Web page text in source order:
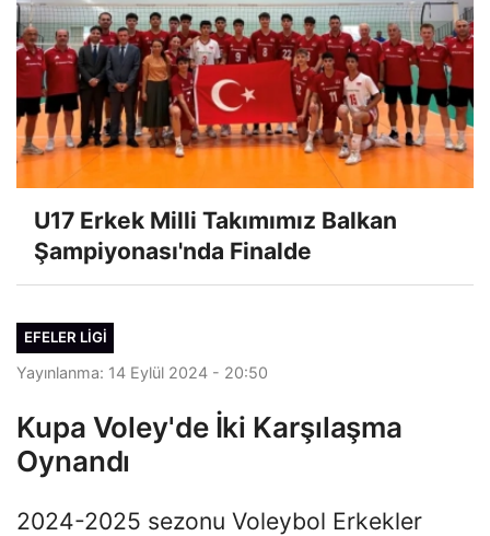
U17 Erkek Milli Takımımız Balkan
Şampiyonası'nda Finalde
EFELER LIGI
Yayınlanma: 14 Eylül 2024 - 20:50
Kupa Voley'de İki Karşılaşma
Oynandı
2024-2025 sezonu Voleybol Erkekler